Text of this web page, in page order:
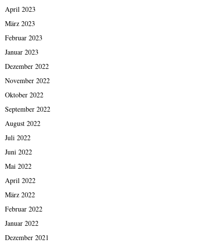
April 2023
März 2023
Februar 2023
Januar 2023
Dezember 2022
November 2022
Oktober 2022
September 2022
August 2022
Juli 2022
Juni 2022
Mai 2022
April 2022
März 2022
Februar 2022
Januar 2022
Dezember 2021